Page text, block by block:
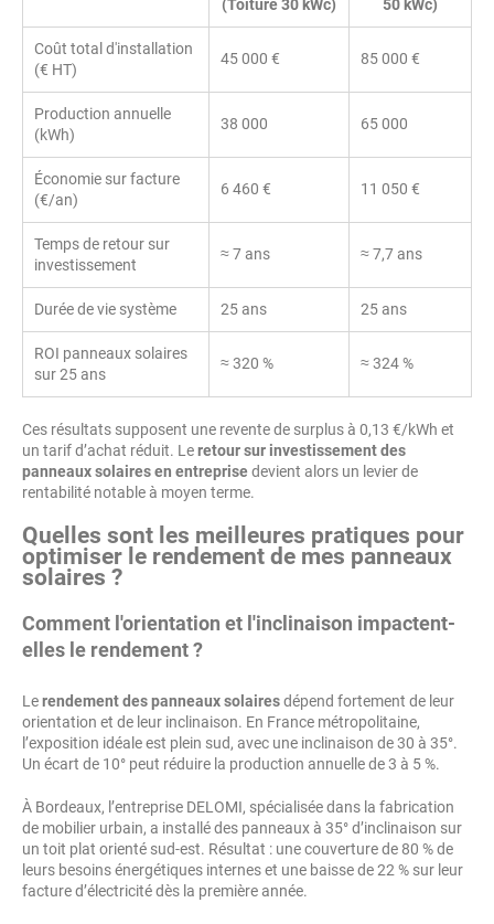
(Toiture 30 kWc) 50 kWc)
Coût total d'installation
(€ HT)
45 000 € 85 000 €
Production annuelle
(kWh)
38 000 65 000
Économie sur facture
(€/an)
6 460 € 11 050 €
Temps de retour sur
investissement
≈ 7 ans ≈ 7,7 ans
Durée de vie système 25 ans 25 ans
ROI panneaux solaires
sur 25 ans
≈ 320 % ≈ 324 %
Ces résultats supposent une revente de surplus à 0,13 €/kWh et
un tarif d’achat réduit. Leretour sur investissement des
panneaux solaires en entreprisedevient alors un levier de
rentabilité notable à moyen terme.
Quelles sont les meilleures pratiques pour
optimiser le rendement de mes panneaux
solaires ?
Comment l'orientation et l'inclinaison impactent-
elles le rendement ?
Lerendement des panneaux solairesdépend fortement de leur
orientation et de leur inclinaison. En France métropolitaine,
l’exposition idéale est plein sud, avec une inclinaison de 30 à 35°.
Un écart de 10° peut réduire la production annuelle de 3 à 5 %.
À Bordeaux, l’entreprise DELOMI, spécialisée dans la fabrication
de mobilier urbain, a installé des panneaux à 35° d’inclinaison sur
un toit plat orienté sud-est. Résultat : une couverture de 80 % de
leurs besoins énergétiques internes et une baisse de 22 % sur leur
facture d’électricité dès la première année.